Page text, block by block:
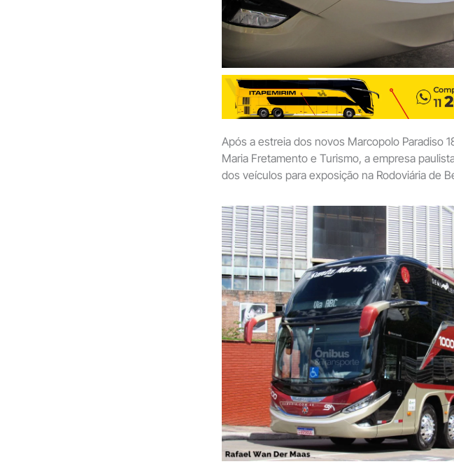
Após a estreia dos novos Marcopolo Paradiso
Maria Fretamento e Turismo, a empresa
dos veículos para exposição na Rodoviária de